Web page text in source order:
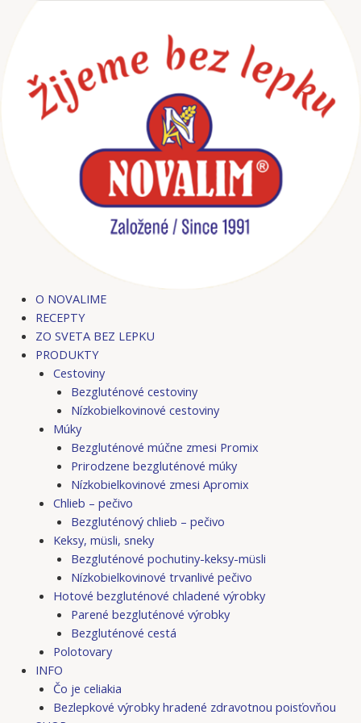
O NOVALIME
RECEPTY
ZO SVETA BEZ LEPKU
PRODUKTY
Cestoviny
Bezgluténové cestoviny
Nízkobielkovinové cestoviny
Múky
Bezgluténové múčne zmesi Promix
Prirodzene bezgluténové múky
Nízkobielkovinové zmesi Apromix
Chlieb – pečivo
Bezgluténový chlieb – pečivo
Keksy, müsli, sneky
Bezgluténové pochutiny-keksy-müsli
Nízkobielkovinové trvanlivé pečivo
Hotové bezgluténové chladené výrobky
Parené bezgluténové výrobky
Bezgluténové cestá
Polotovary
INFO
Čo je celiakia
Bezlepkové výrobky hradené zdravotnou poisťovňou